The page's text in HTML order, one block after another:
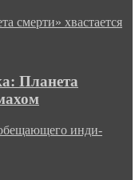
смерти» хвастается
Планета
инди-